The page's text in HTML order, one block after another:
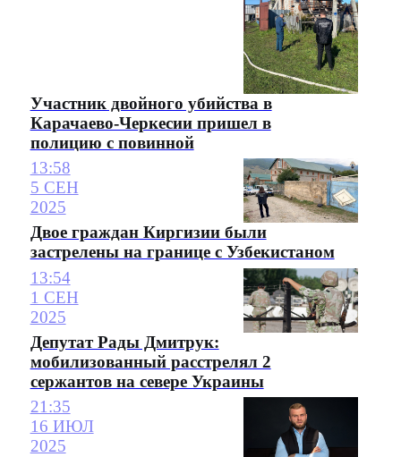
Участник двойного убийства в
Карачаево-Черкесии пришел в
полицию с повинной
13:58
5 СЕН
2025
Двое граждан Киргизии были
застрелены на границе с Узбекистаном
13:54
1 СЕН
2025
Депутат Рады Дмитрук:
мобилизованный расстрелял 2
сержантов на севере Украины
21:35
16 ИЮЛ
2025